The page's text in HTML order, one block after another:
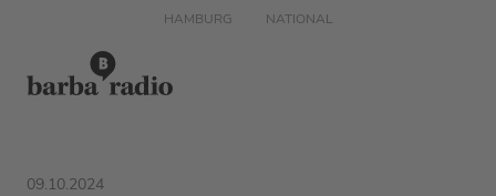
HAMBURG NATIONAL
09.10.2024